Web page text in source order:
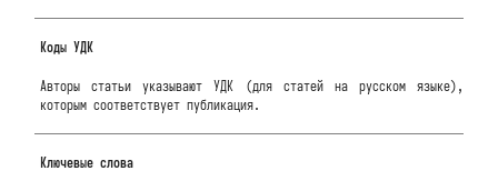
Коды УДК
Авторы статьи указывают УДК (для статей на русском языке),
которым соответствует публикация.
Ключевые слова